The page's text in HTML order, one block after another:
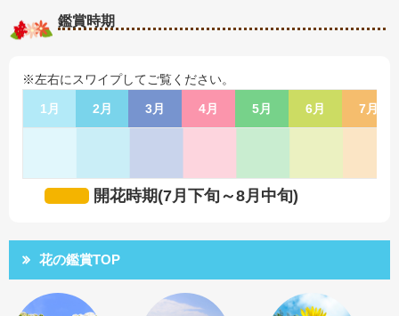
鑑賞時期
※左右にスワイプしてご覧ください。
1月 2月 3月 4月 5月 6月 7月
開花時期(7月下旬～8月中旬)
花の鑑賞TOP